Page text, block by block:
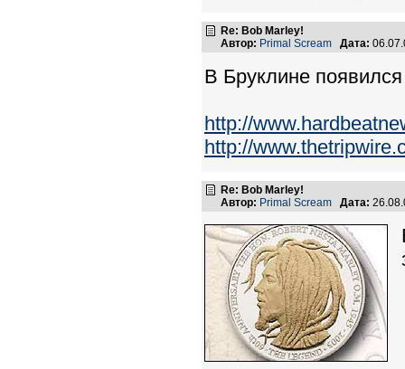
Re: Bob Marley!
Автор: Primal Scream Дата:
В Бруклине
http://
http://
Re: Bob Marley!
Автор: Primal Scream Дата: